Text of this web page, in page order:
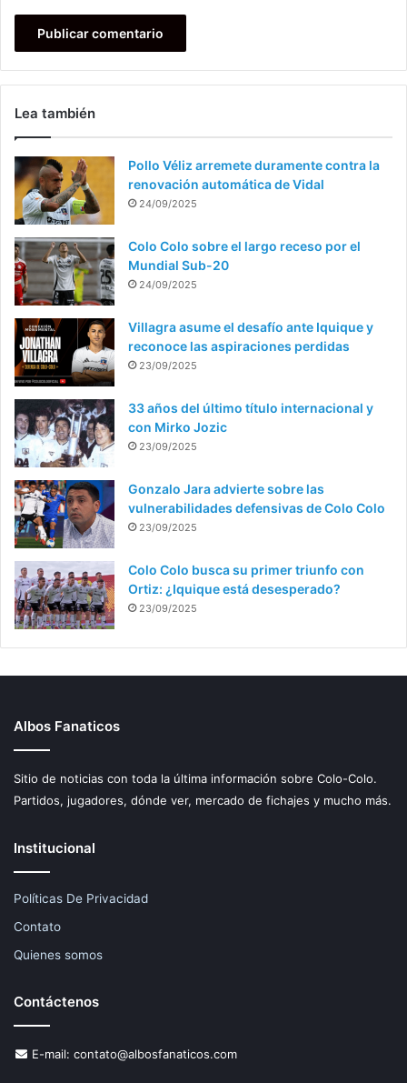
Lea también
Pollo Véliz arremete duramente contra la
renovación automática de Vidal
24/09/2025
Colo Colo sobre el largo receso por el
Mundial Sub-20
24/09/2025
Villagra asume el desafío ante Iquique y
reconoce las aspiraciones perdidas
23/09/2025
33 años del último título internacional y
con Mirko Jozic
23/09/2025
Gonzalo Jara advierte sobre las
vulnerabilidades defensivas de Colo Colo
23/09/2025
Colo Colo busca su primer triunfo con
Ortiz: ¿Iquique está desesperado?
23/09/2025
Albos Fanaticos
Sitio de noticias con toda la última información sobre Colo-Colo.
Partidos, jugadores, dónde ver, mercado de fichajes y mucho más.
Institucional
Políticas De Privacidad
Contato
Quienes somos
Contáctenos
E-mail: contato@albosfanaticos.com